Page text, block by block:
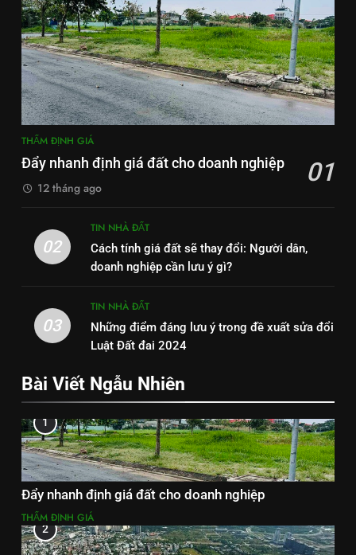
THẨM ĐỊNH GIÁ
Đẩy nhanh định giá đất cho doanh nghiệp 01
12 tháng ago
02
TIN NHÀ ĐẤT
Cách tính giá đất sẽ thay đổi: Người dân,
doanh nghiệp cần lưu ý gì?
03
TIN NHÀ ĐẤT
Những điểm đáng lưu ý trong đề xuất sửa đổi
Luật Đất đai 2024
Bài Viết Ngẫu Nhiên
1
Đẩy nhanh định giá đất cho doanh nghiệp
THẨM ĐỊNH GIÁ
2